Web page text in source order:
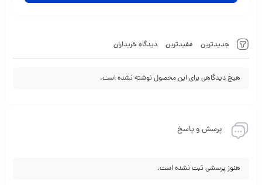
جدیدترین مفیدترین دیدگاه خریداران
هیچ دیدگاهی برای این محصول نوشته نشده است.
پرسش و پاسخ
هنوز پرسشی ثبت نشده است.